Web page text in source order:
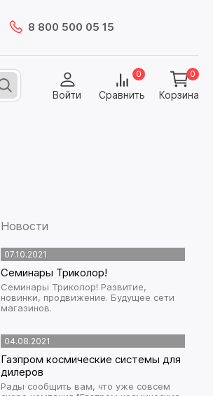
8 800 500 05 15
Войти Сравнить
0
Корзина
0
Новости
07.10.2021
Cеминары Триколор!
Cеминары Триколор! Развитие,
новинки, продвижение. Будущее сети
магазинов.
04.08.2021
Газпром космические системы для
дилеров
Рады сообщить вам, что уже совсем